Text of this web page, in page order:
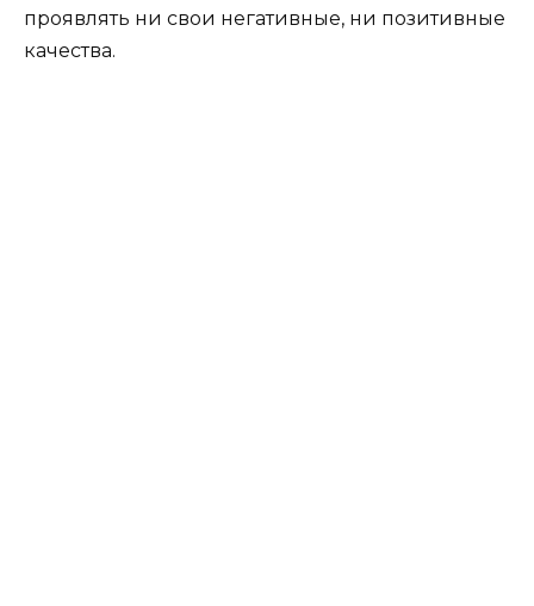
проявлять ни свои негативные, ни позитивные
качества.